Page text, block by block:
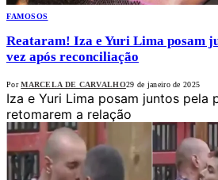
FAMOSOS
Reataram! Iza e Yuri Lima posam
vez após reconciliação
Por MARCELA DE CARVALHO29 de janeiro de 2025
Iza e Yuri Lima posam juntos pela
retomarem a relação